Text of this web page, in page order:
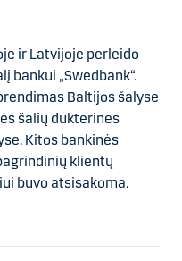
ir Latvijoje perleido
bankui „Swedbank“.
Baltijos šalyse
šalių dukterines
Kitos bankinės
klientų
buvo atsisakoma.